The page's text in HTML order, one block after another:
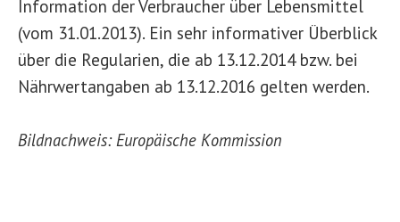
Information der Verbraucher über Lebensmittel
(vom 31.01.2013). Ein sehr informativer Überblick
über die Regularien, die ab 13.12.2014 bzw. bei
Nährwertangaben ab 13.12.2016 gelten werden.
Bildnachweis: Europäische Kommission